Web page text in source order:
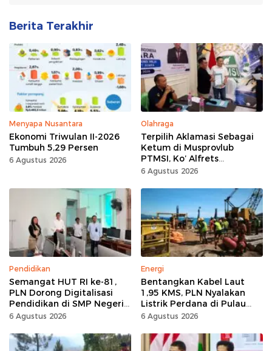
Berita Terakhir
Menyapa Nusantara
Ekonomi Triwulan II-2026
Tumbuh 5,29 Persen
6 Agustus 2026
Olahraga
Terpilih Aklamasi Sebagai
Ketum di Musprovlub
PTMSI, Ko’ Alfrets
Rumawas Siap Gairahkan
6 Agustus 2026
Pendidikan
Semangat HUT RI ke-81,
PLN Dorong Digitalisasi
Pendidikan di SMP Negeri
1 Palu Lewat Program TJSL
6 Agustus 2026
Energi
Bentangkan Kabel Laut
1,95 KMS, PLN Nyalakan
Listrik Perdana di Pulau
Dudepo, Desa Berlistrik di
6 Agustus 2026